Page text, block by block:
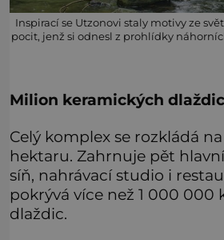
Inspirací se Utzonovi staly motivy ze
pocit, jenž si odnesl z prohlídky
Milion keramických dlaždic
Celý komplex se rozkládá na
hektaru. Zahrnuje pět
síň, nahrávací studio i
pokrývá více než 1 000 000
dlaždic.